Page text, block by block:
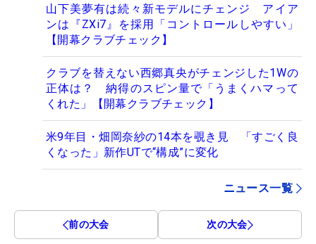
山下美夢有は続々新モデルにチェンジ アイア
ンは『ZXi7』を採用「コントロールしやすい」
【開幕クラブチェック】
クラブを替えない西郷真央がチェンジした1Wの
正体は？ 納得のスピン量で「うまくハマって
くれた」【開幕クラブチェック】
米9年目・畑岡奈紗の14本を覗き見 「すごく良
くなった」新作UTで“構成”に変化
ニュース一覧
前の大会 次の大会